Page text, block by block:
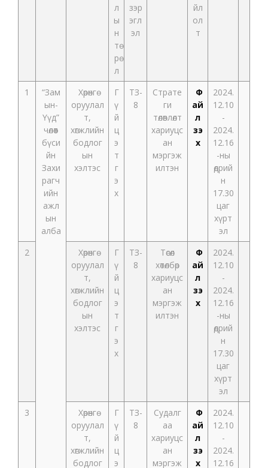
л
ы
н
тө
рө
л
зэр
эгл
эл
йл
ол
т
1
“Зам
ын-
Үүд”
чөлөөт
бүси
йн
Захи
рагч
ийн
ажл
ын
алба
Хөрөнгө
оруулал
т,
хөгжлийн
бодлог
ын
хэлтэс
Г
ү
й
ц
э
т
г
э
х
ТЗ-
8
Страте
ги
төлөвлөлт
хариуцс
ан
мэргэж
илтэн
Ф
ай
л
үзэ
х
2024.
12.10
-
2024.
12.16
-ны
өдрий
н
17.30
цаг
хүрт
эл
2
Хөрөнгө
оруулал
т,
хөгжлийн
бодлог
ын
хэлтэс
Г
ү
й
ц
э
т
г
э
х
ТЗ-
8
Төсөл
хөтөлбөр
хариуцс
ан
мэргэж
илтэн
Ф
ай
л
үзэ
х
2024.
12.10
-
2024.
12.16
-ны
өдрий
н
17.30
цаг
хүрт
эл
3
Хөрөнгө
оруулал
т,
хөгжлийн
бодлог
Г
ү
й
ц
э
ТЗ-
8
Судалг
аа
хариуцс
ан
мэргэж
Ф
ай
л
үзэ
х
2024.
12.10
-
2024.
12.16